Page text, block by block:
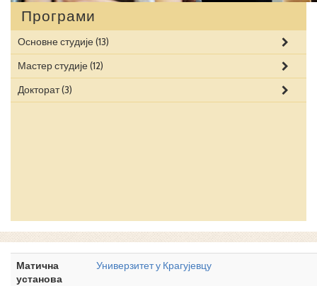
Програми
Основне студије(13)
Мастер студије(12)
Докторат(3)
Матична
установа
Универзитет у Крагујевцу